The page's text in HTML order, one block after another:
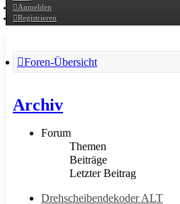
Anmelden
Registrieren
Foren-Übersicht
Archiv
Forum
Themen
Beiträge
Letzter Beitrag
Drehscheibendekoder ALT